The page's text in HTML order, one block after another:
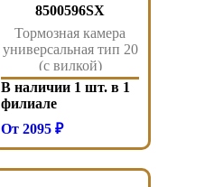
8500596SX
Тормозная камера
универсальная тип 20
(с вилкой)
FRL/International
Stellox
В наличии 1 шт. в 1
филиале
От 2095 ₽